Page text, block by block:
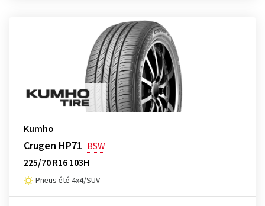
Kumho
Crugen HP71 BSW
225/70 R16 103H
Pneus été 4x4/SUV